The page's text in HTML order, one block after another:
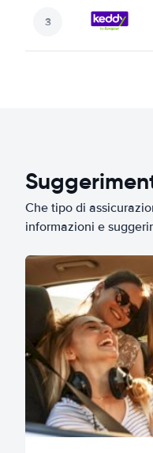
Che tipo di
informazioni e